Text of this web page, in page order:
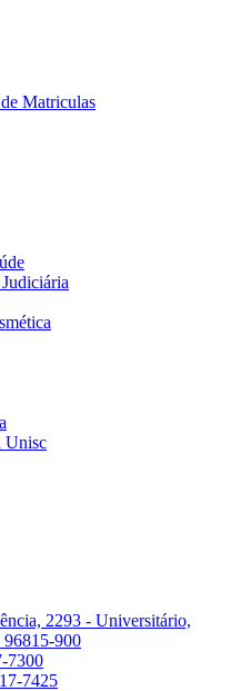
Matriculas
Unisc
2293 - Universitário,
96815-900
7300
7425